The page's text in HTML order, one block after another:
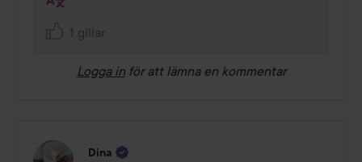
1 gillar
Logga in för att lämna en kommentar
Dina